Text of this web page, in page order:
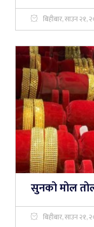
बिहीबार, साउन २१,
सुनको मोल
बिहीबार, साउन २१,